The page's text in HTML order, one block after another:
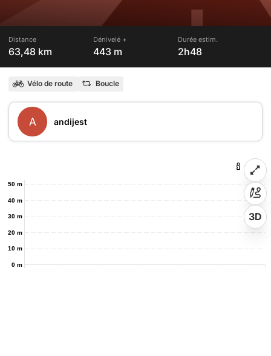
Distance
63,48 km
Dénivelé +
443 m
Durée estim.
2h48
Vélo de route Boucle
A andijest
0 m
10 m
20 m
30 m
40 m
50 m
3D